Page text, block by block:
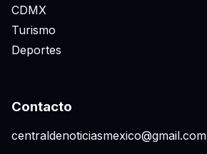
CDMX
Turismo
Deportes
Contacto
centraldenoticiasmexico@gmail.com